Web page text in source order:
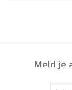
Meld je